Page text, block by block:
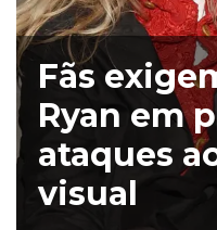
Fãs
Ryan em
ataques
visual